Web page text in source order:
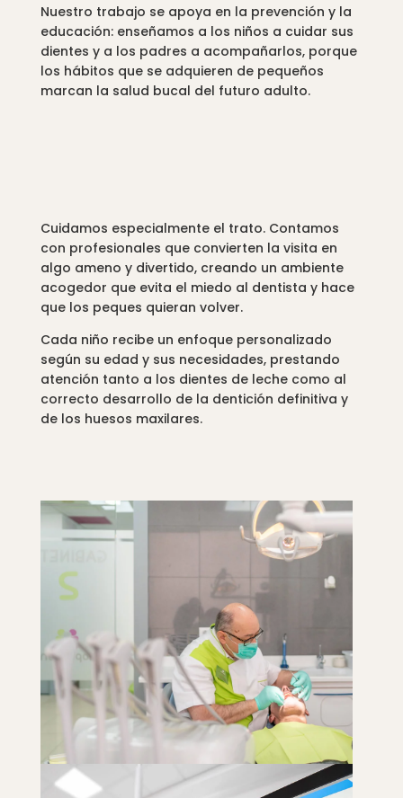
Nuestro trabajo se apoya en la prevención y la
educación: enseñamos a los niños a cuidar sus
dientes y a los padres a acompañarlos, porque
los hábitos que se adquieren de pequeños
marcan la salud bucal del futuro adulto.
Cuidamos especialmente el trato. Contamos
con profesionales que convierten la visita en
algo ameno y divertido, creando un ambiente
acogedor que evita el miedo al dentista y hace
que los peques quieran volver.
Cada niño recibe un enfoque personalizado
según su edad y sus necesidades, prestando
atención tanto a los dientes de leche como al
correcto desarrollo de la dentición definitiva y
de los huesos maxilares.